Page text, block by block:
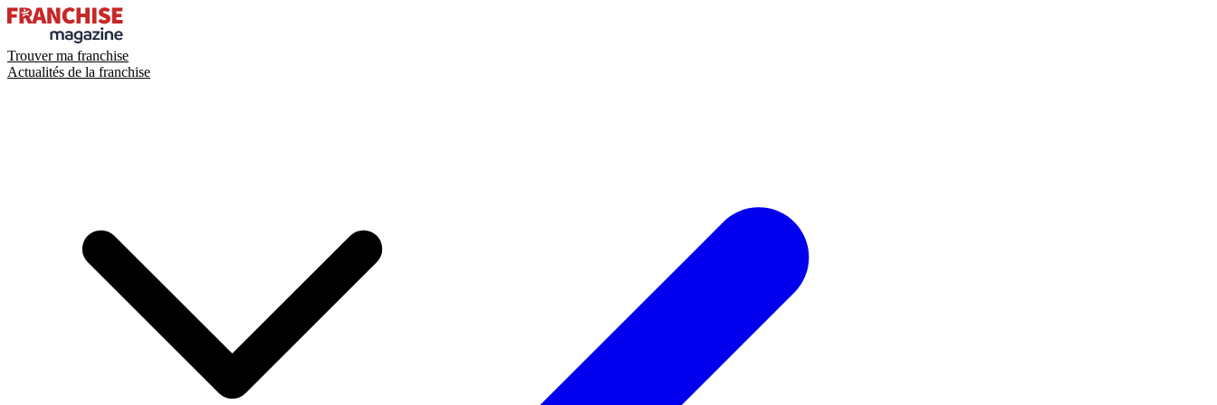
Trouver ma franchise
Actualités de la franchise